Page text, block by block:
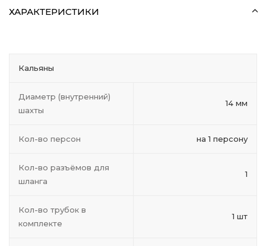
ХАРАКТЕРИСТИКИ
Кальяны
Диаметр (внутренний)
шахты
14 мм
Кол-во персон на 1 персону
Кол-во разъёмов для
шланга
1
Кол-во трубок в
комплекте
1 шт